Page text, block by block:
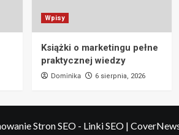
Wpisy
Książki o marketingu pełne
praktycznej wiedzy
Dominika 6 sierpnia, 2026
Stron SEO - Linki SEO |